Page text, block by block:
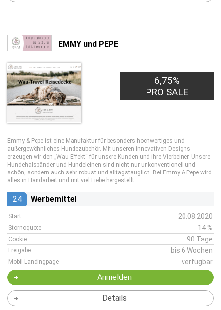
EMMY und PEPE
6,75%
PRO SALE
Emmy & Pepe ist eine Manufaktur für besonders hochwertiges und
außergewöhnliches Hundezubehör. Mit unseren innovativen Designs
erzeugen wir den „Wau-Effekt“ für unsere Kunden und ihre Vierbeiner. Unsere
Hundehalsbänder und Hundeleinen sind nicht nur unkonventionell und
schön, sondern auch sehr robust und alltagstauglich. Bei Emmy & Pepe wird
alles in Handarbeit und mit viel Liebe hergestellt.
24 Werbemittel
Start 20.08.2020
Stornoquote 14 %
Cookie 90 Tage
Freigabe bis 6 Wochen
Mobil-Landingpage verfügbar
Anmelden
Details